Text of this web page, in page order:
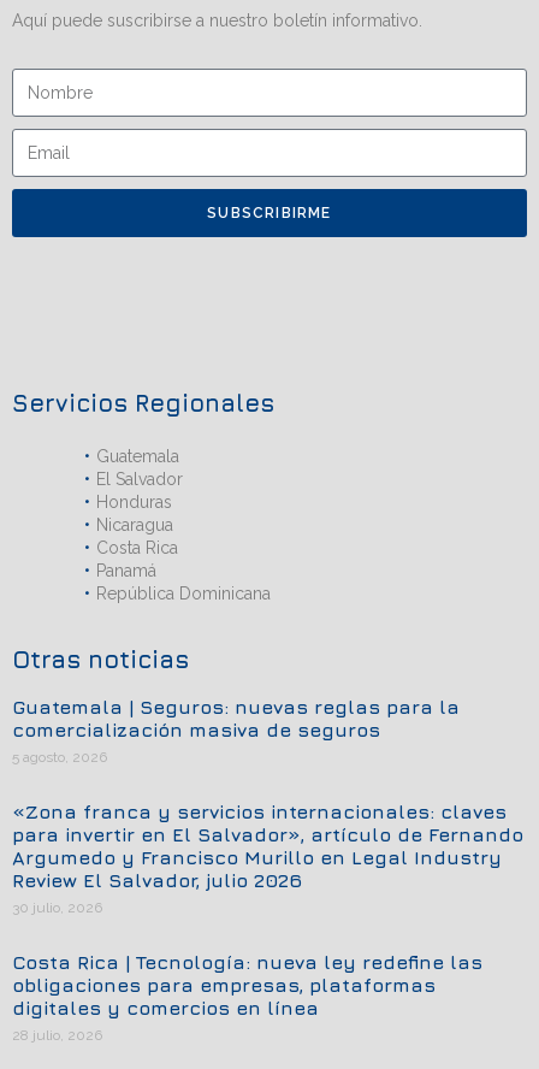
Aquí puede suscribirse a nuestro boletín informativo.
SUBSCRIBIRME
Servicios Regionales
Guatemala
El Salvador
Honduras
Nicaragua
Costa Rica
Panamá
República Dominicana
Otras noticias
Guatemala | Seguros: nuevas reglas para la
comercialización masiva de seguros
5 agosto, 2026
«Zona franca y servicios internacionales: claves
para invertir en El Salvador», artículo de Fernando
Argumedo y Francisco Murillo en Legal Industry
Review El Salvador, julio 2026
30 julio, 2026
Costa Rica | Tecnología: nueva ley redefine las
obligaciones para empresas, plataformas
digitales y comercios en línea
28 julio, 2026